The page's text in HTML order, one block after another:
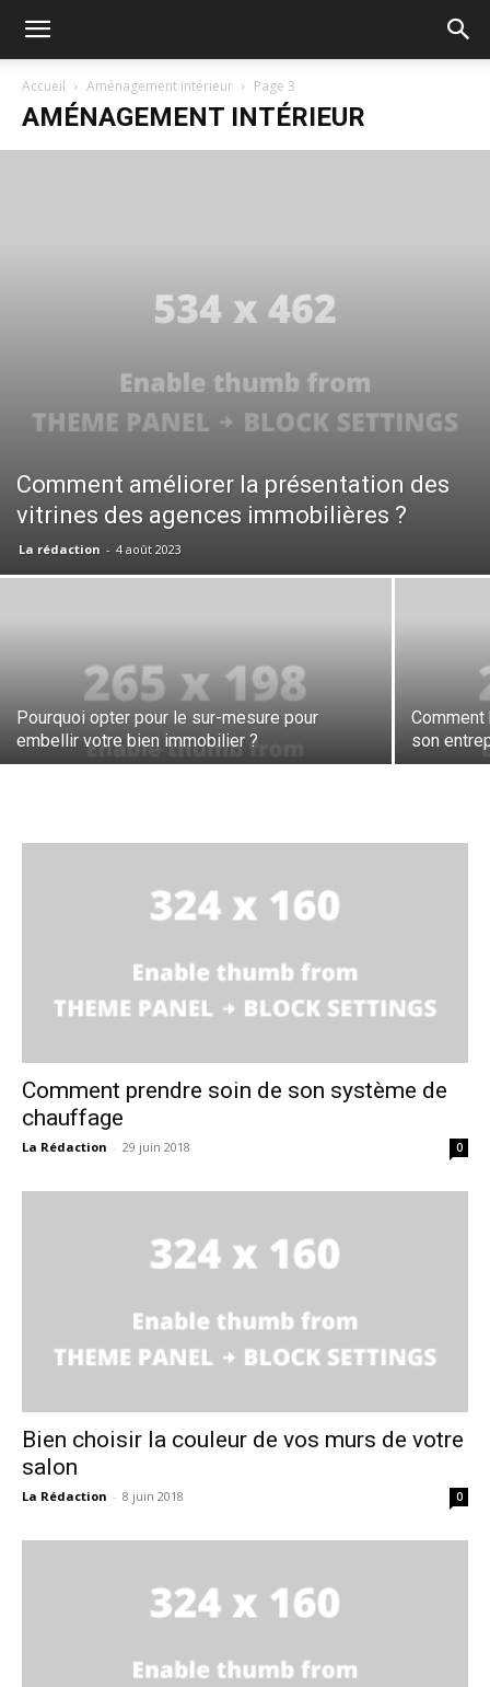
Accueil Aménagement intérieur Page 3
AMÉNAGEMENT INTÉRIEUR
Comment améliorer la présentation des
vitrines des agences immobilières ?
La rédaction - 4 août 2023
Pourquoi opter pour le sur-mesure pour
embellir votre bien immobilier ?
son
Comment prendre soin de son système de
chauffage
La Rédaction - 29 juin 2018 0
Bien choisir la couleur de vos murs de votre
salon
La Rédaction - 8 juin 2018 0